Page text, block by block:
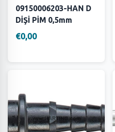
09150006203-HAN D
DİŞİ PİM 0,5mm
€0,00